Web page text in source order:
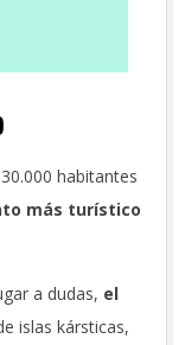
habitantes
más turístico
a dudas, el
islas kársticas,